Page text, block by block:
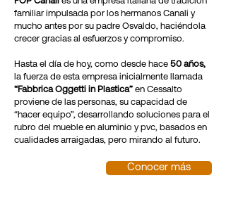
familiar impulsada por los hermanos Canali y
mucho antes por su padre Osvaldo, haciéndola
crecer gracias al esfuerzos y compromiso.
Hasta el día de hoy, como desde hace 50 años,
la fuerza de esta empresa inicialmente llamada
“Fabbrica Oggetti in Plastica” en Cessalto
proviene de las personas, su capacidad de
“hacer equipo”, desarrollando soluciones para el
rubro del mueble en aluminio y pvc, basados en
cualidades arraigadas, pero mirando al futuro.
Conocer más